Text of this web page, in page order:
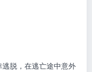
脱，在逃亡途中意外